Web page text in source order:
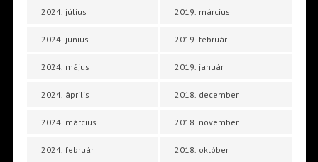
2024. július
2024. június
2024. május
2024. április
2024. március
2024. február
2019. március
2019. február
2019. január
2018. december
2018. november
2018. október